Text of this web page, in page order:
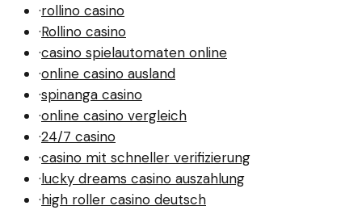
·rollino casino
·Rollino casino
·casino spielautomaten online
·online casino ausland
·spinanga casino
·online casino vergleich
·24/7 casino
·casino mit schneller verifizierung
·lucky dreams casino auszahlung
·high roller casino deutsch